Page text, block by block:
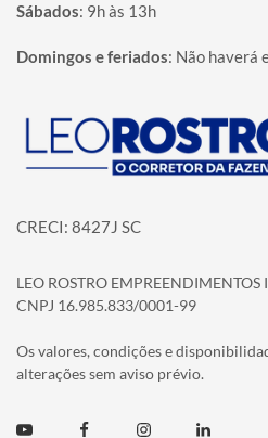
Sábados: 9h às 13h
Domingos e feriados: Não haverá
Página inicial
CRECI: 8427J SC
LEO ROSTRO
CNPJ 16.985.833/0001-99
Os valores, condições e
alterações sem aviso prévio.
Youtube FacebookInstagramLinkedin